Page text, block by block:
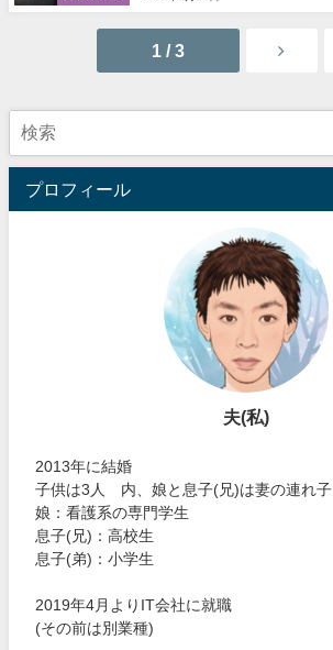
1 / 3
プロフィール
夫(私)
2013年に結婚
子供は3人 内、娘と息子(兄)は妻の連れ子
娘：看護系の専門学生
息子(兄)：高校生
息子(弟)：小学生
2019年4月よりIT会社に就職
(その前は別業種)